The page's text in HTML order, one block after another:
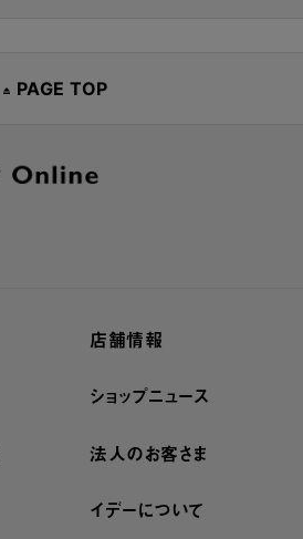
PAGE TOP
店舗情報
ショップニュース
法人のお客さま
イデーについて